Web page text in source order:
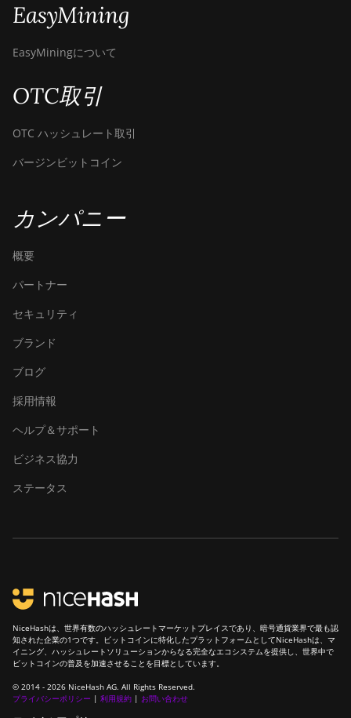
EasyMining
EasyMiningについて
OTC取引
OTC ハッシュレート取引
バージンビットコイン
カンパニー
概要
パートナー
セキュリティ
ブランド
ブログ
採用情報
ヘルプ＆サポート
ビジネス協力
ステータス
NiceHashは、世界有数のハッシュレートマーケットプレイスであり、暗号通貨業界で最も認
知された企業の1つです。ビットコインに特化したプラットフォームとしてNiceHashは、マ
イニング、ハッシュレートソリューションからなる完全なエコシステムを提供し、世界中で
ビットコインの普及を加速させることを目標としています。
© 2014 - 2026 NiceHash AG. All Rights Reserved.
プライバシーポリシー | 利用規約 | お問い合わせ